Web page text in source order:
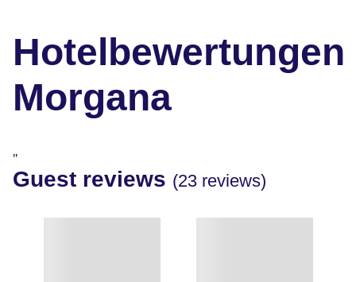
Hotelbewertungen
Morgana
"
Guest reviews (23 reviews)